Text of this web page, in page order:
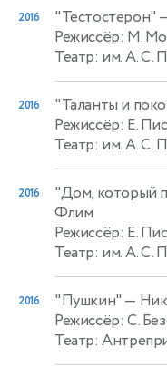
2016 "Тестостерон"
Режиссёр: М.
Театр: им. А. С.
2016 "Таланты и
Режиссёр: Е.
Театр: им. А. С.
2016 "Дом, который
Флим
Режиссёр: Е.
Театр: им. А. С.
2016 "Пушкин" —
Режиссёр: С.
Театр: